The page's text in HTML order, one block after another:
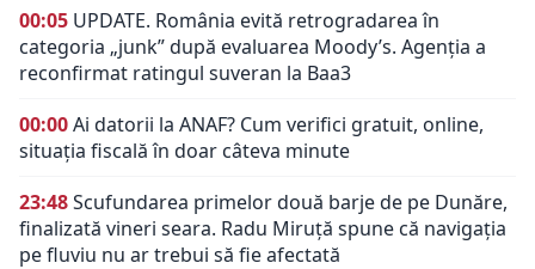
00:05 UPDATE. România evită retrogradarea în
categoria „junk” după evaluarea Moody’s. Agenția a
reconfirmat ratingul suveran la Baa3
00:00Ai datorii la ANAF? Cum verifici gratuit, online,
situația fiscală în doar câteva minute
23:48Scufundarea primelor două barje de pe Dunăre,
finalizată vineri seara. Radu Miruță spune că navigația
pe fluviu nu ar trebui să fie afectată